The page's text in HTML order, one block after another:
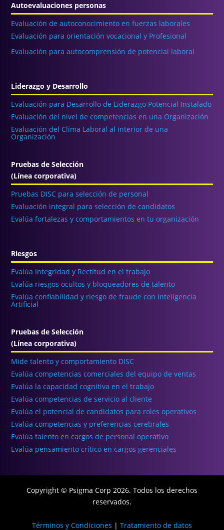
Autoevaluaciones personas
Evaluación de autoconocimiento en fuerzas laborales
Evaluación para orientación vocacional y Profesional
Evaluación para autocomprensión de potencial laboral
Liderazgo y Desarrollo
Evaluación para Desarrollo de Liderazgo Potencial Instalado
Evaluación del nivel de competencias en una Organización
Evaluación del Clima Laboral al interior de una
Organización
Pruebas de Selección
(Línea corporativa)
Pruebas DISC para selección de personal
Evaluación integral para selección de candidatos
Evalúa fortalezas y comportamientos en tu organización
Riesgos
Evalúa Integridad y Rectitud en el trabajo
Evalúa riesgos ocultos y bloqueadores de talento
Evalúa confiabilidad y riesgo de fraude con Inteligencia
Artificial
Pruebas de Selección
(Línea corporativa)
Mide talento y comportamiento DISC
Evalúa competencias comerciales del equipo de ventas
Evalúa la capacidad cognitiva en el trabajo
Evalúa competencias de servicio al cliente
Evalúa el potencial de candidatos para roles operativos
Evalúa competencias y preferencias cerebrales
Evalúa talento en cargos de personal operativo
Evalúa pensamiento crítico en cargos gerenciales
Copyright © Psigma Corp 2026. Todos los derechos
reservados.
Términos y Condiciones | Tratamiento de datos